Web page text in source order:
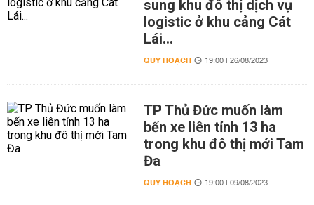
sung khu đô thị dịch vụ
logistic ở khu cảng Cát
Lái...
QUY HOẠCH 19:00 | 26/08/2023
TP Thủ Đức muốn làm
bến xe liên tỉnh 13 ha
trong khu đô thị mới Tam
Đa
QUY HOẠCH 19:00 | 09/08/2023